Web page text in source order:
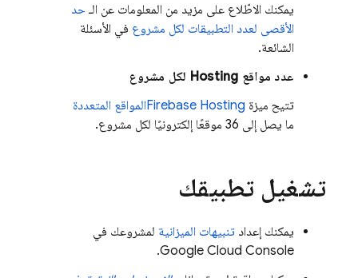
يمكنك الاطّلاع على مزيد من المعلومات عن الـ حد
الأقصى لعدد التطبيقات لكل مشروع في الأسئلة
الشائعة.
عدد مواقع Hosting لكل مشروع
تتيح ميزة Firebase Hostingالمواقع المتعددة
ما يصل إلى 36 موقعًا إلكترونيًا لكل مشروع.
تشغيل تطبيقك
يمكنك إعداد تنبيهات الميزانية لمشروعك في
Google Cloud Console.